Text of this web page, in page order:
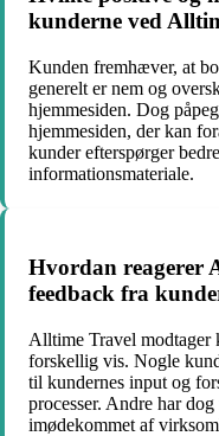
kunderne ved
Kunden fremhæver, at
generelt er nem og
hjemmesiden. Dog
hjemmesiden, der kan
kunder efterspørger
informationsmateriale.
Hvordan reagerer
feedback fra
Alltime Travel modtager
forskellig vis. Nogle
til kundernes input og
processer. Andre har
imødekommet af